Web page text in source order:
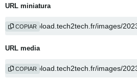
URL miniatura
COPIAR
URL media
COPIAR